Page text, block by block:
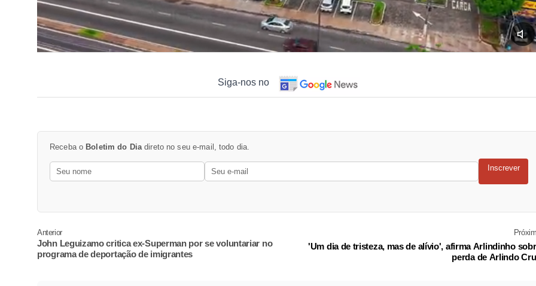
Siga-nos no
Receba o Boletim do Diadireto no seu e-mail, todo dia.
Inscrever
Anterior
John Leguizamo critica ex-Superman por se voluntariar no
programa de deportação de imigrantes
'Um dia de tristeza, mas de alívio', afirma Arlindinho
perda de Arlindo